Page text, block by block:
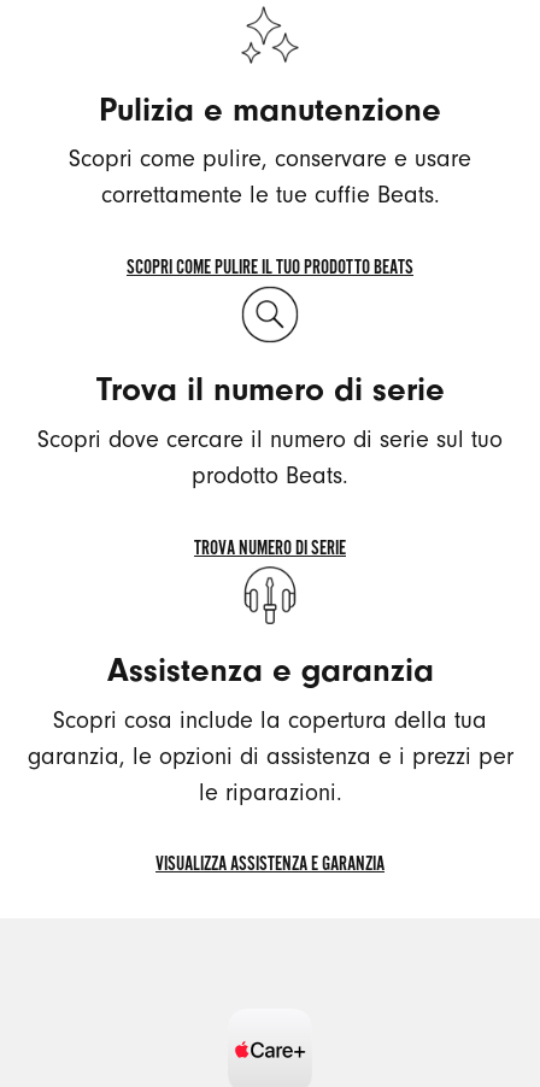
Pulizia e manutenzione
Scopri come pulire, conservare e usare
correttamente le tue cuffie Beats.
SCOPRI COME PULIRE IL TUO PRODOTTO BEATS
IL
PRODOTTO
Trova il numero di serie
Scopri dove cercare il numero di serie sul tuo
prodotto Beats.
TROVA NUMERO DI SERIE
NUMERO
SERIE
Assistenza e garanzia
Scopri cosa include la copertura della tua
garanzia, le opzioni di assistenza e i prezzi per
le riparazioni.
VISUALIZZA ASSISTENZA E GARANZIA